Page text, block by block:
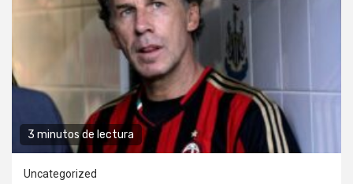
3 minutos de lectura
Uncategorized